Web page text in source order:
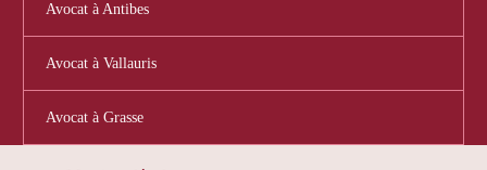
Avocat à Antibes
Avocat à Vallauris
Avocat à Grasse